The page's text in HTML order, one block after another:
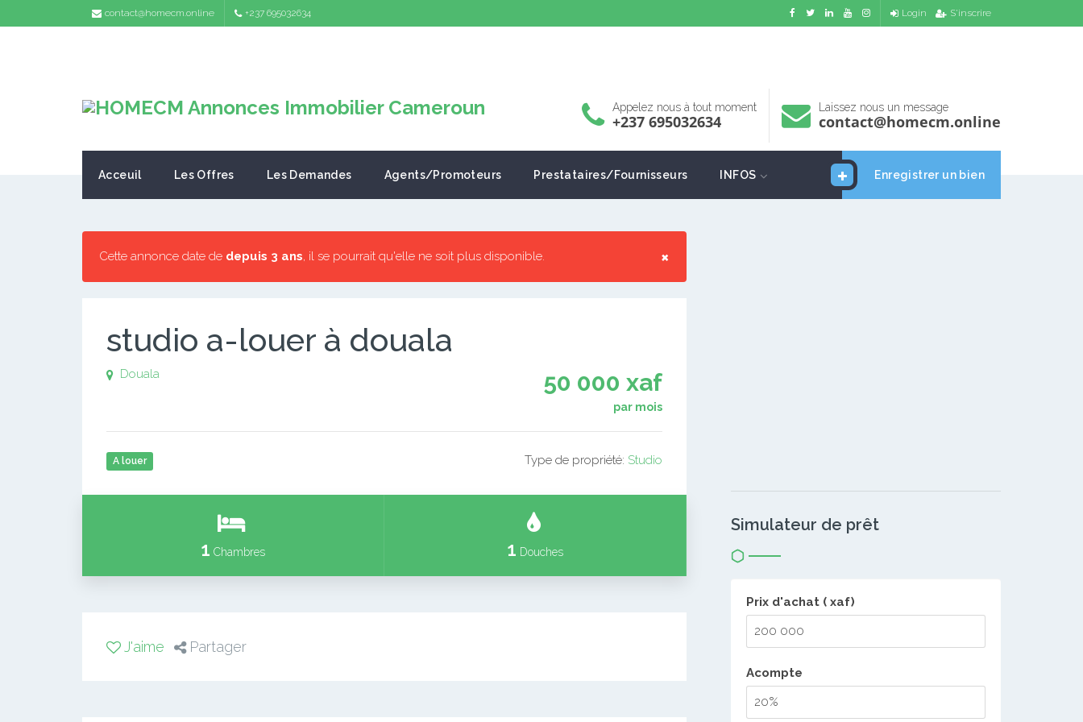
contact@homecm.online +237 695032634 Login S'inscrire
Appelez nous à tout moment
+237 695032634
Laissez nous un message
contact@homecm.online
Enregistrer un bien
Acceuil Les Offres Les Demandes Agents/Promoteurs Prestataires/Fournisseurs INFOS
×
Cette annonce date de depuis 3 ans, il se pourrait qu'elle ne soit plus disponible.
studio a-louer à douala
50 000 xaf
par mois
Douala
A louer Type de propriété: Studio
1 Chambres 1 Douches
J'aime Partager
Simulateur de prêt
Prix d'achat ( xaf)
Acompte